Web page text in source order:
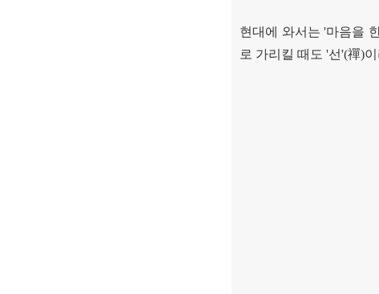
현대에 와서는'마음을
로 가리킬 때도 '선'(禪)